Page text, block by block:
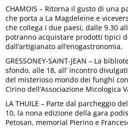
CHAMOIS – Ritorna il gusto di una
che porta a La Magdeleine e
che collega i due paesi, dalle 9.30
potranno acquistare prodotti tipici
dall’artigianato all’enogastronomia.
GRESSONEY-SAINT-JEAN – La
sfondo, alle 18, all’ incontro
del misterioso mondo dei funghi
Cirino dell’Associazione Micologica
LA THUILE – Parte dal parcheggio
10, la nona edizione della gara
Petosan, memorial Pierino e